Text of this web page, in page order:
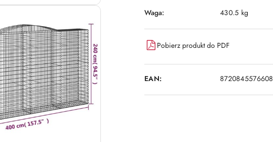
Waga: 430.5 kg
Pobierz produkt do PDF
EAN: 8720845576608